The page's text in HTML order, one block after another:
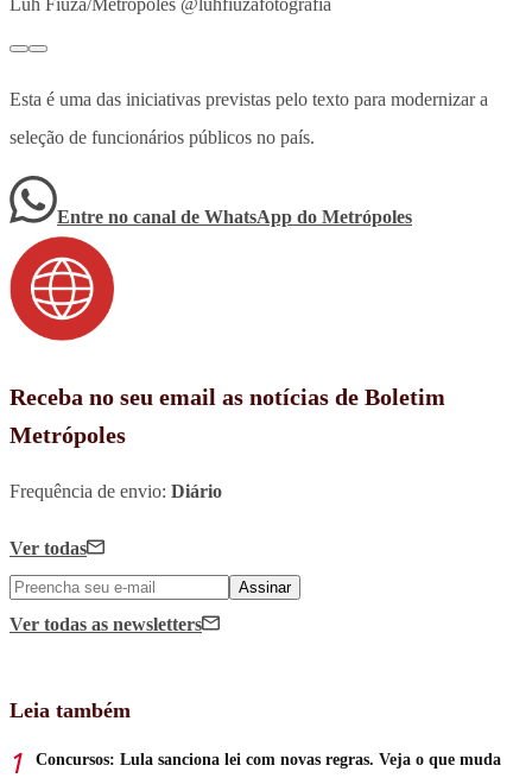
Esta é uma das iniciativas previstas pelo texto para modernizar a
seleção de funcionários públicos no país.
Entre no canal de WhatsApp do Metrópoles
Receba no seu email as notícias de Boletim
Metrópoles
Frequência de envio: Diário
Ver todas
Assinar
Ver todas as newsletters
Leia também
Concursos: Lula sanciona lei com novas regras. Veja o que muda